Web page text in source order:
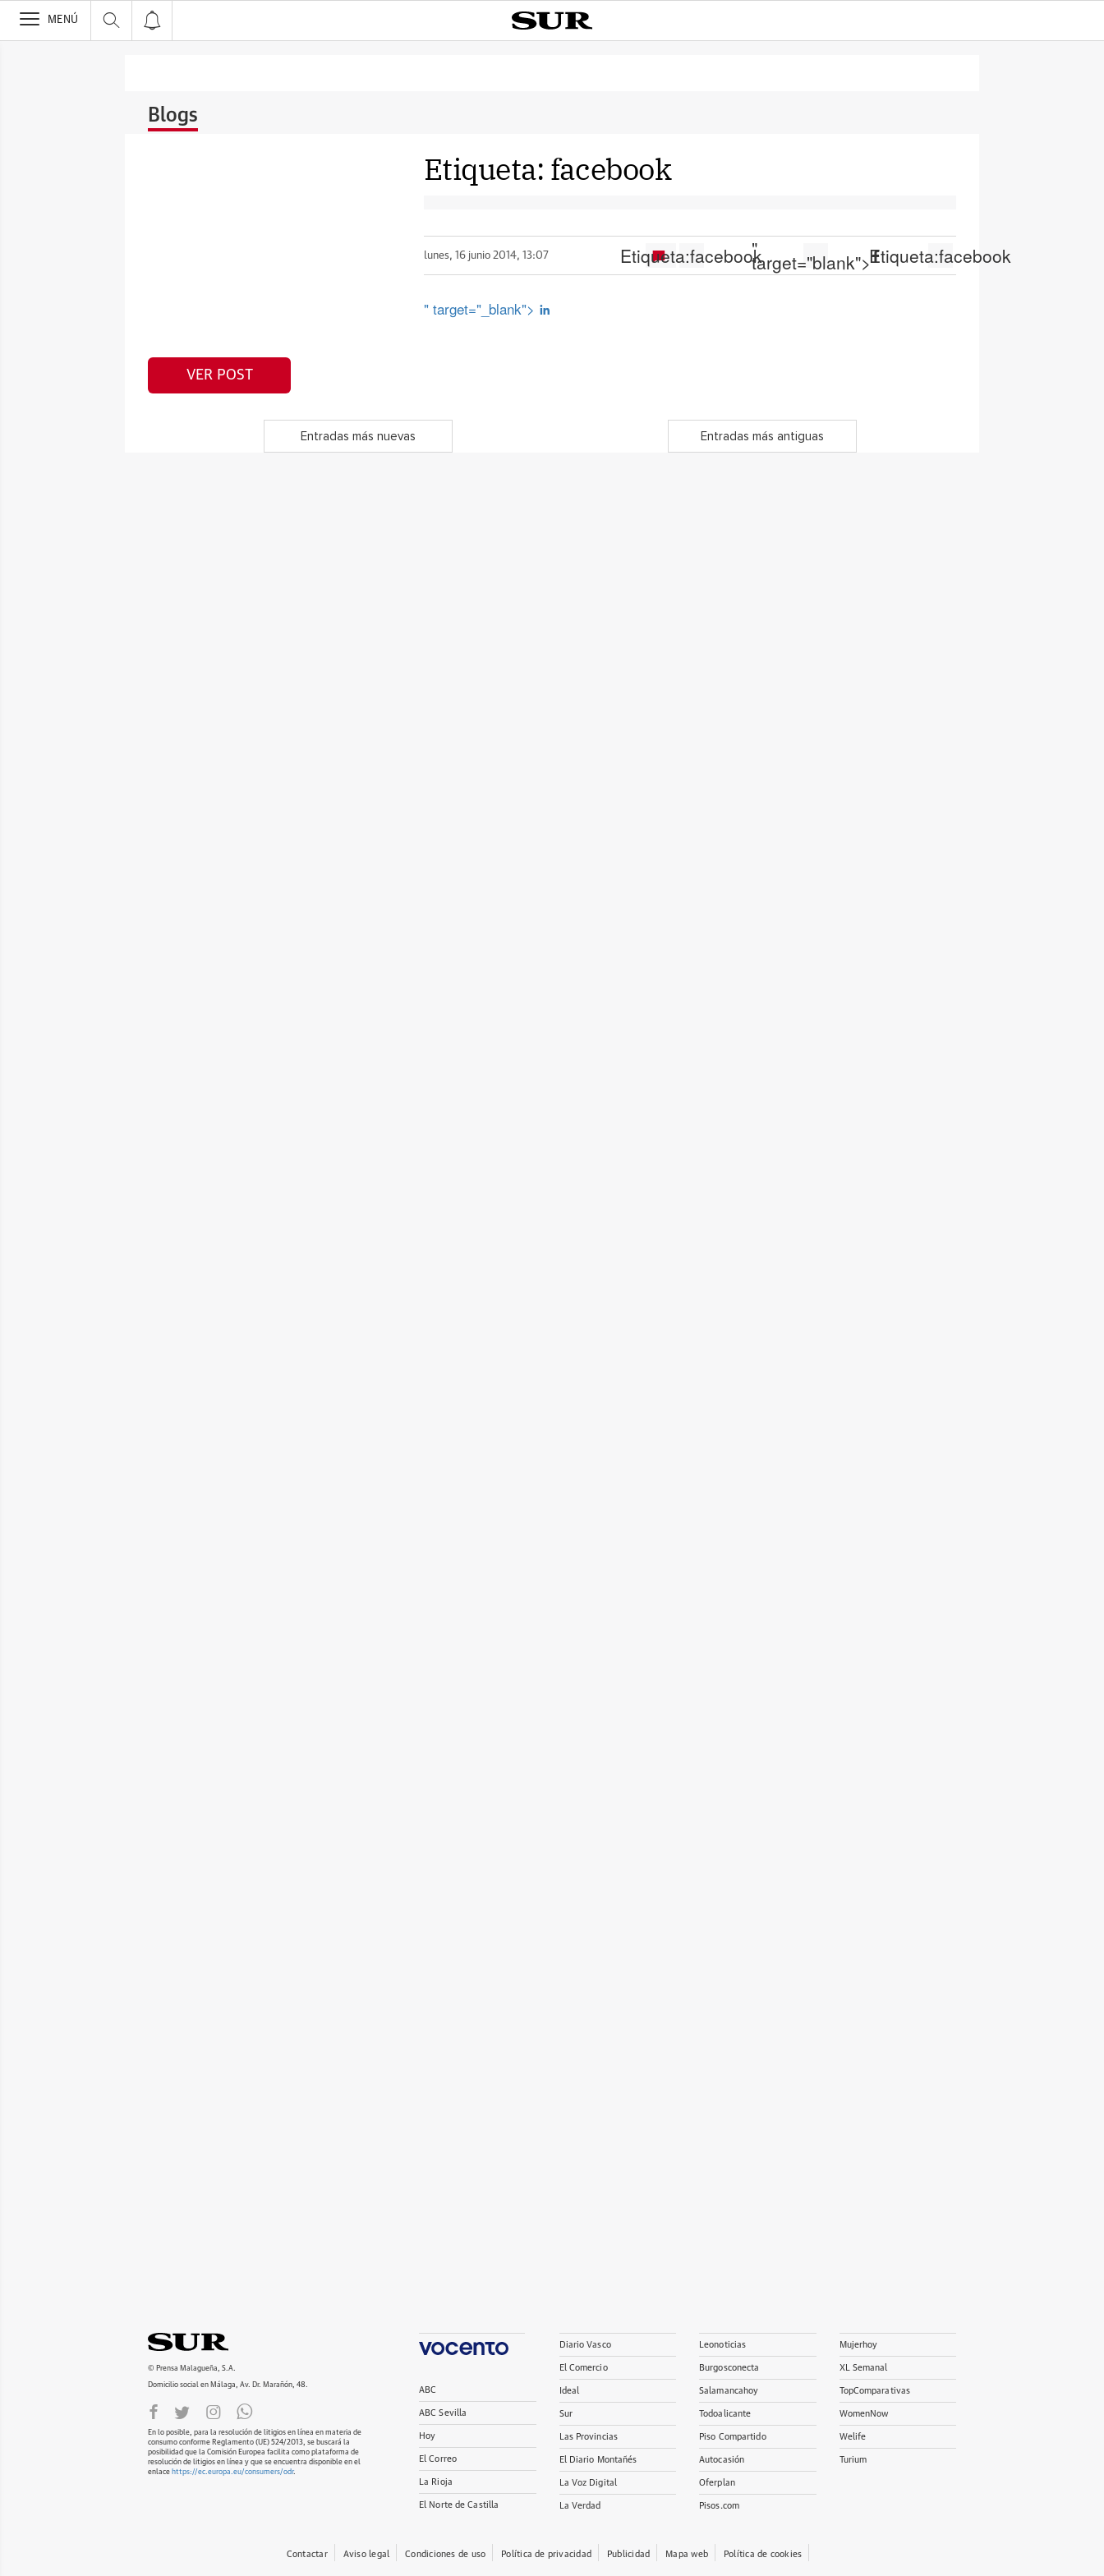
>
MENÚ
Blogs
Etiqueta: facebook
lunes, 16 junio 2014, 13:07 Etiqueta:facebook
"
target="blank">Etiqueta:facebook
" target="_blank">
VER POST
Entradas más nuevas Entradas más antiguas
© Prensa Malagueña, S.A.
Domicilio social en Málaga, Av. Dr. Marañón, 48.
En lo posible, para la resolución de litigios en línea en materia de
consumo conforme Reglamento (UE) 524/2013, se buscará la
posibilidad que la Comisión Europea facilita como plataforma de
resolución de litigios en línea y que se encuentra disponible en el
enlace https://ec.europa.eu/consumers/odr.
ABC
ABC Sevilla
Hoy
El Correo
La Rioja
El Norte de Castilla
Diario Vasco
El Comercio
Ideal
Sur
Las Provincias
El Diario Montañés
La Voz Digital
La Verdad
Leonoticias
Burgosconecta
Salamancahoy
Todoalicante
Piso Compartido
Autocasión
Oferplan
Pisos.com
Mujerhoy
XL Semanal
TopComparativas
WomenNow
Welife
Turium
Contactar Aviso legal Condiciones de uso Política de privacidad Publicidad Mapa web Política de cookies